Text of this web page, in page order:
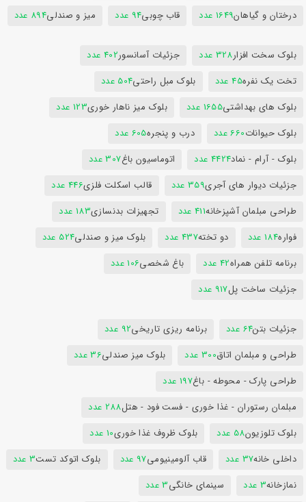
درختان و گیاهان1649 عدد قاب چوبی94 عدد میز و صندلی894 عدد
بلوک سخت افزار328 عدد جزئیات آسانسور402 عدد
تخت یک نفره45 عدد بلوک مبل راحتی504 عدد
بلوک های بهداشتی1655 عدد بلوک میز ناهار خوری123 عدد
بلوک حیوانات660 عدد درب و پنجره605 عدد
بلوک - آرام - نماد4424 عدد اتوماسیون باغ307 عدد
جزئیات دیوار های آجری359 عدد قالب اسکلت فلزی446 عدد
طراحی مبلمان آشپزخانه411 عدد تجهیزات بدنسازی183 عدد
فواره184 عدد دو تخته437 عدد بلوک میز و صندلی524 عدد
برنامه تلفن همراه42 عدد باغ شخصی106 عدد
جزئیات ساخت پل917 عدد
جزئیات بتن64 عدد برنامه ریزی تاریخی92 عدد
طراحی و مبلمان اتاق300 عدد بلوک میز صندلی36 عدد
طراحی پارک - محوطه - باغ197 عدد
مبلمان رستوران - غذا خوری - فست فود - هتل288 عدد
بلوک تلوزیون58 عدد بلوک ظروف غذا خوری10 عدد
داخلی خانه37 عدد قاب آلومینیومی97 عدد بلوک اتوکد تست3 عدد
نمازخانه3 عدد سینمای خانگی3 عدد